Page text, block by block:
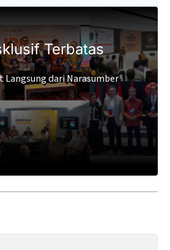
Terbatas
Langsung dari Narasumber